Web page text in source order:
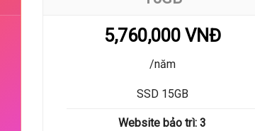
5,760,000 VNĐ
/năm
SSD 15GB
Website bảo trì: 3